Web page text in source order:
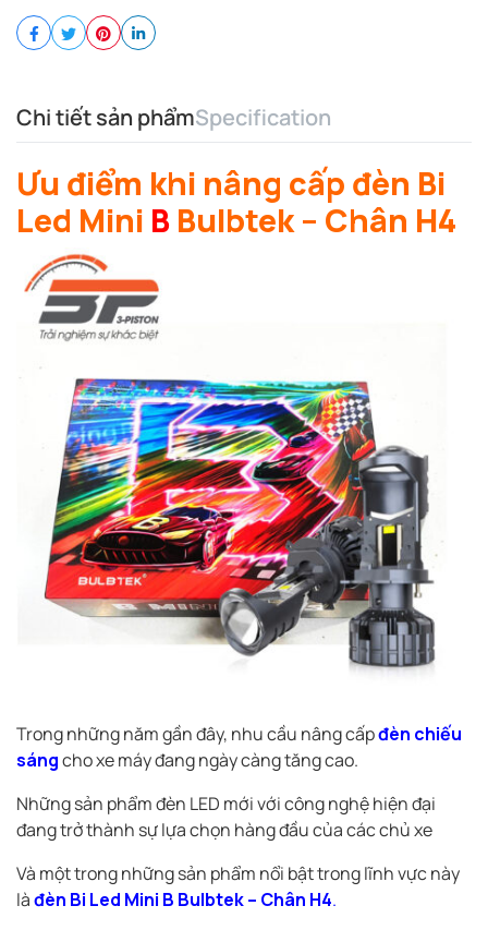
Chi tiết sản phẩmSpecification
Ưu điểm khi nâng cấp đèn Bi
Led Mini B Bulbtek – Chân H4
Trong những năm gần đây, nhu cầu nâng cấpđèn chiếu
sángcho xe máy đang ngày càng tăng cao.
Những sản phẩm đèn LED mới với công nghệ hiện đại
đang trở thành sự lựa chọn hàng đầu của các chủ xe
Và một trong những sản phẩm nổi bật trong lĩnh vực này
làđèn Bi Led Mini B Bulbtek – Chân H4.